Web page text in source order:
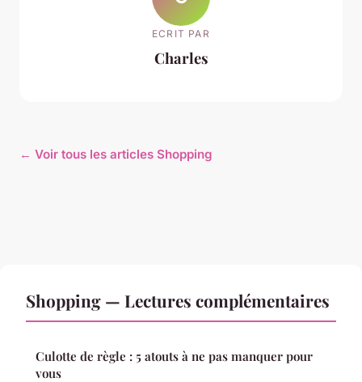
ECRIT PAR
Charles
← Voir tous les articles Shopping
Shopping — Lectures complémentaires
Culotte de règle : 5 atouts à ne pas manquer pour
vous